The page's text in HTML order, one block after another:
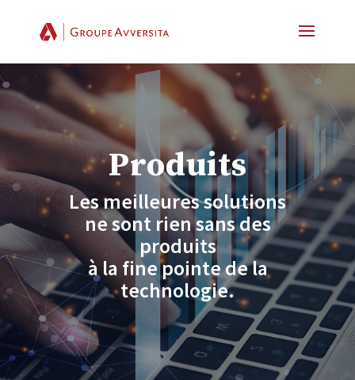
Produits
Les meilleures solutions
ne sont rien sans des
produits
à la fine pointe de la
technologie.